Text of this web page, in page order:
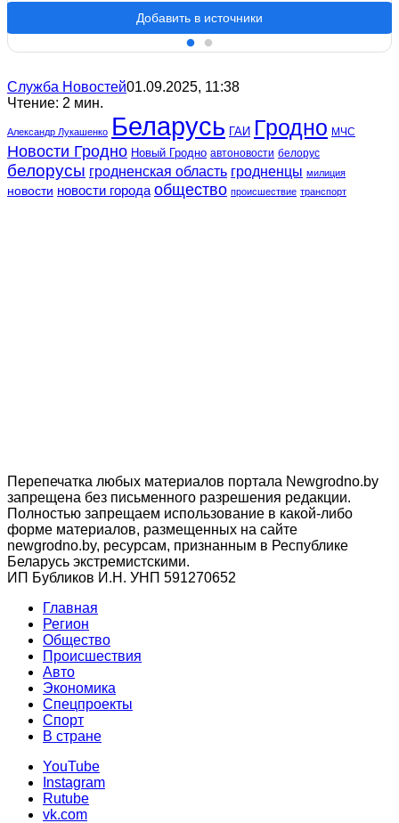
Добавить в источники
Служба Новостей01.09.2025, 11:38
Чтение: 2 мин.
Александр Лукашенко Беларусь ГАИ Гродно МЧС
Новости Гродно Новый Гродно автоновости белорус
белорусы гродненская область гродненцы милиция
новости новости города общество происшествие транспорт
Перепечатка любых материалов портала Newgrodno.by
запрещена без письменного разрешения редакции.
Полностью запрещаем использование в какой-либо
форме материалов, размещенных на сайте
newgrodno.by, ресурсам, признанным в Республике
Беларусь экстремистскими.
ИП Бубликов И.Н. УНП 591270652
Главная
Регион
Общество
Происшествия
Авто
Экономика
Спецпроекты
Cпорт
В стране
YouTube
Instagram
Rutube
vk.com